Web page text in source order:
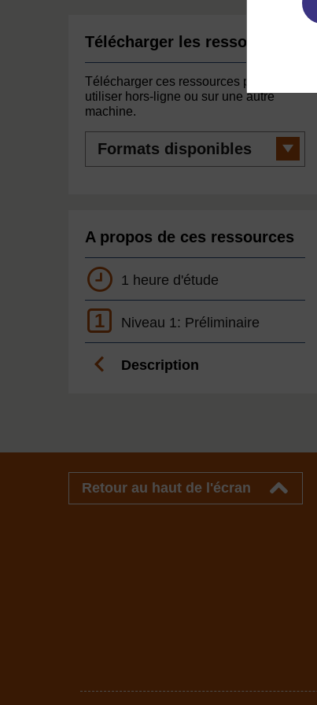
Télécharger les ressources
Télécharger ces ressources pour les
utiliser hors-ligne ou sur une autre
machine.
disponibles
A propos de ces ressources
1 heure d'étude
1 Niveau 1: Préliminaire
Description
Retour au haut de l'écran